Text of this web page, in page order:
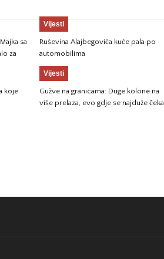
sa
za
Vijesti
Ruševina Alajbegovića kuće pala po
automobilima
koje
Vijesti
Gužve na granicama: Duge kolone na
više prelaza, evo gdje se najduže čeka